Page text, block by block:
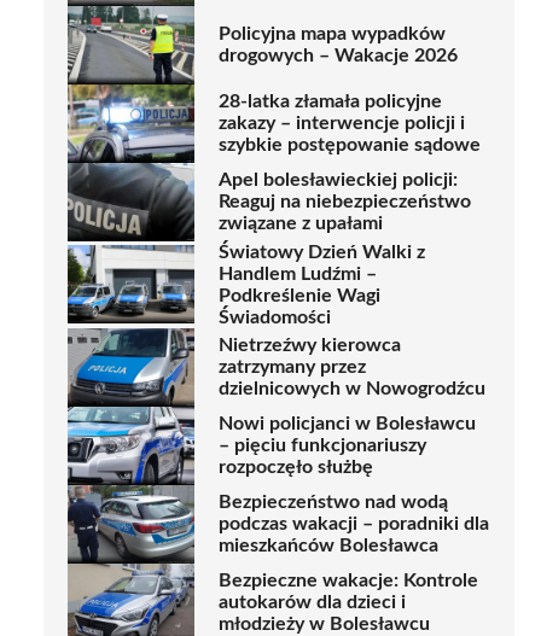
Policyjna mapa wypadków
drogowych – Wakacje 2026
28-latka złamała policyjne
zakazy – interwencje policji i
szybkie postępowanie sądowe
Apel bolesławieckiej policji:
Reaguj na niebezpieczeństwo
związane z upałami
Światowy Dzień Walki z
Handlem Ludźmi –
Podkreślenie Wagi
Świadomości
Nietrzeźwy kierowca
zatrzymany przez
dzielnicowych w Nowogrodźcu
Nowi policjanci w Bolesławcu
– pięciu funkcjonariuszy
rozpoczęło służbę
Bezpieczeństwo nad wodą
podczas wakacji – poradniki dla
mieszkańców Bolesławca
Bezpieczne wakacje: Kontrole
autokarów dla dzieci i
młodzieży w Bolesławcu